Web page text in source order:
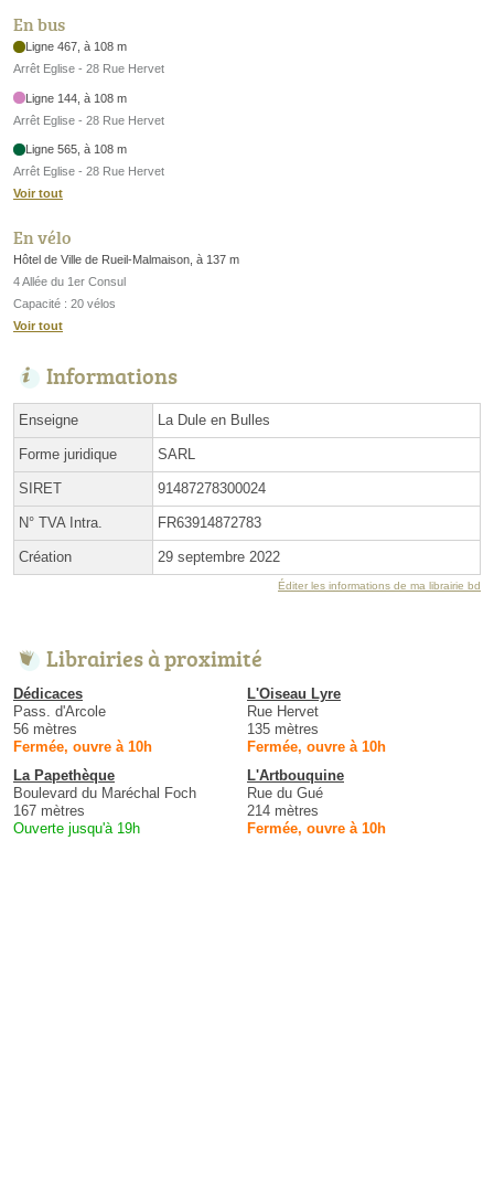
En bus
Ligne 467, à 108 m
Arrêt Eglise - 28 Rue Hervet
Ligne 144, à 108 m
Arrêt Eglise - 28 Rue Hervet
Ligne 565, à 108 m
Arrêt Eglise - 28 Rue Hervet
Voir tout
En vélo
Hôtel de Ville de Rueil-Malmaison, à 137 m
4 Allée du 1er Consul
Capacité : 20 vélos
Voir tout
Informations
Enseigne La Dule en Bulles
Forme juridique SARL
SIRET 91487278300024
N° TVA Intra. FR63914872783
Création 29 septembre 2022
Éditer les informations de ma librairie bd
Librairies à proximité
Dédicaces
Pass. d'Arcole
56 mètres
Fermée, ouvre à 10h
L'Oiseau Lyre
Rue Hervet
135 mètres
Fermée, ouvre à 10h
La Papethèque
Boulevard du Maréchal Foch
167 mètres
Ouverte jusqu'à 19h
L'Artbouquine
Rue du Gué
214 mètres
Fermée, ouvre à 10h